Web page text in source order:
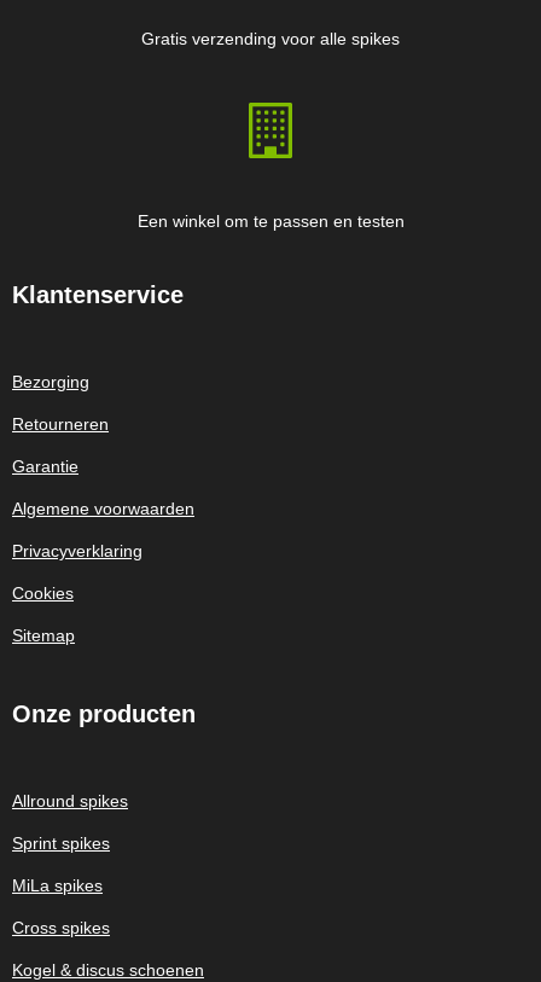
Gratis verzending voor alle spikes
Een winkel om te passen en testen
Klantenservice
Bezorging
Retourneren
Garantie
Algemene voorwaarden
Privacyverklaring
Cookies
Sitemap
Onze producten
Allround spikes
Sprint spikes
MiLa spikes
Cross spikes
Kogel & discus schoenen